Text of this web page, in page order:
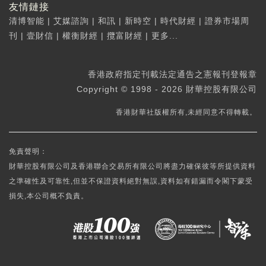
友情鏈接
清博智能 | 艾媒諮詢 | 和訊 | 新時空 | 時代財經 | 證券市場周
刊
| 壹財信 | 權衡財經 | 攬富財經 | 更多...
香港政府指定刊載法定通告之憲報刊登報章
Copyright © 1998 - 2026 財華控股有限公司
香港財華社版權所有,未經同意不得轉載。
免責聲明：
財華控股有限公司及香港聯合交易所有限公司將盡力確保彼等所提供資料
之準確性及可靠性,但並不保證資料絕對無誤,資料如有錯漏而令閣下蒙受
損失,本公司概不負責。